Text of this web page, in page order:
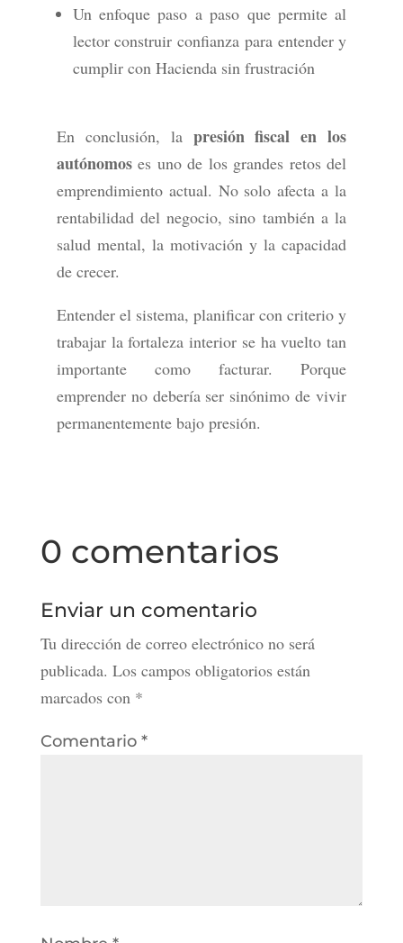
Un enfoque paso a paso que permite al
lector construir confianza para entender y
cumplir con Hacienda sin frustración
En conclusión, la presión fiscal en los
autónomoses uno de los grandes retos del
emprendimiento actual. No solo afecta a la
rentabilidad del negocio, sino también a la
salud mental, la motivación y la capacidad
de crecer.
Entender el sistema, planificar con criterio y
trabajar la fortaleza interior se ha vuelto tan
importante como facturar. Porque
emprender no debería ser sinónimo de vivir
permanentemente bajo presión.
0 comentarios
Enviar un comentario
Tu dirección de correo electrónico no será
publicada. Los campos obligatorios están
marcados con *
Comentario *